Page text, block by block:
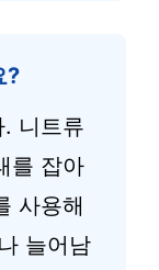
?
니트류
를 잡아
사용해
늘어남